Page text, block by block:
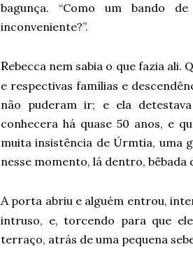
bagunça. “Como um bando
inconveniente?”.
Rebecca nem sabia o que fazia ali.
e respectivas famílias e
não puderam ir; e ela
conhecera há quase 50 anos, e
muita insistência de Úrmtia, uma
nesse momento, lá dentro, bêbada
Aporta abriu e alguém entrou,
intruso, e, torcendo para que
terraço, atrás de uma pequena